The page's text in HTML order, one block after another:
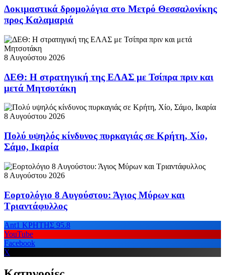
Δοκιμαστικά δρομολόγια στο Μετρό Θεσσαλονίκης
προς Καλαμαριά
8 Αυγούστου 2026
ΔΕΘ: Η στρατηγική της ΕΛΑΣ με Τσίπρα πριν και
μετά Μητσοτάκη
8 Αυγούστου 2026
Πολύ υψηλός κίνδυνος πυρκαγιάς σε Κρήτη, Χίο,
Σάμο, Ικαρία
8 Αυγούστου 2026
Εορτολόγιο 8 Αυγούστου: Άγιος Μύρων και
Τριαντάφυλλος
Ant1 ΚΡΗΤΗΣ 95.8
YouTube
Facebook
X